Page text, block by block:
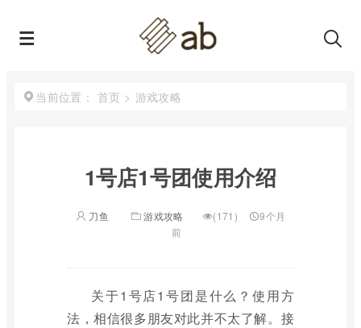
当前位置： 首页 > 游戏攻略
1号店1号团使用介绍
刀鱼 游戏攻略 (171)
9个月
前
关于1号店1号团是什么？使用方
法，相信很多朋友对此并不太了解。接